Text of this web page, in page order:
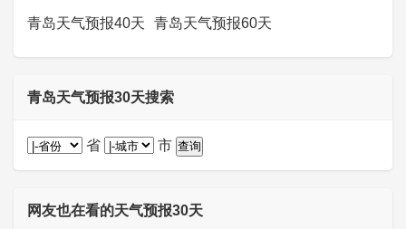
青岛天气预报40天 青岛天气预报60天
青岛天气预报30天搜索
省 市
网友也在看的天气预报30天